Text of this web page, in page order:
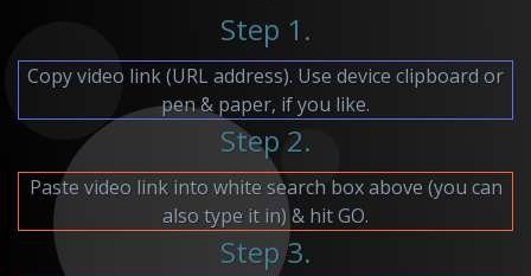
Step 1.
Copy video link (URL address). Use device clipboard or
pen & paper, if you like.
Step 2.
Paste video link into white search box above (you can
also type it in) & hit GO.
Step 3.